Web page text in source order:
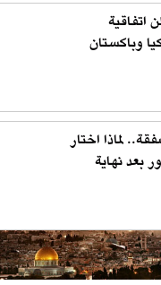
اتفاقية
وباكستان
لماذا اختار
بعد نهاية